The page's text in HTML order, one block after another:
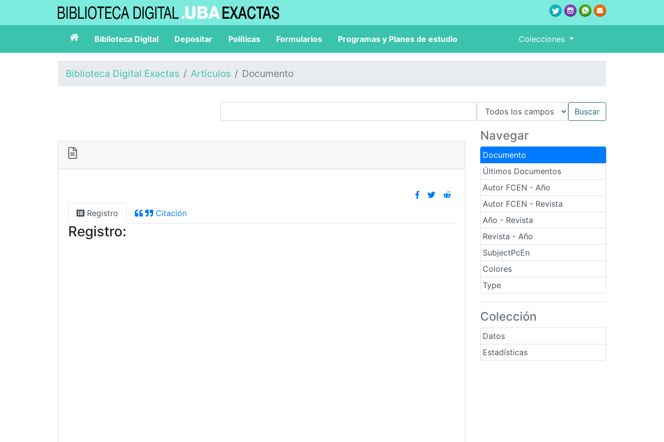
Biblioteca Digital Depositar Políticas Formularios Programas y Planes de estudio Colecciones
Biblioteca Digital Exactas Artículos Documento
Navegar
Documento
Últimos Documentos
Autor FCEN - Año
Autor FCEN - Revista
Año - Revista
Revista - Año
SubjectPcEn
Colores
Type
Colección
Datos
Estadísticas
Registro Citación
Registro: